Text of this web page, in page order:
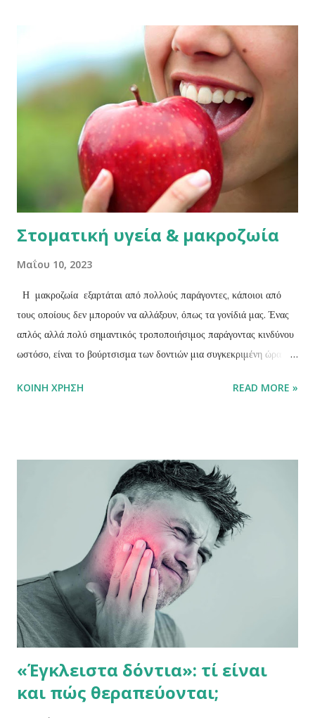
δόντι (σφράγισμα, τρόχισμα για να μπει κάποια θήκη, κλπ). Στα
αρχικά στάδια της η οξεία πολφίτιδα (οξεία ορώδης πολφίτιδα)
μπορεί να μην είναι καταστρεπτική για τον πολφό, αν όμως δεν
αντιμετωπιστεί μεταπίπτει στην οξεία πυώδη πολφίτιδα η οποία
είναι και καταστροφική για τον πολφό του δοντιού. Τι είναι ο
πολφός; Ο πολφός είναι το σύνολο των νεύρων και των αγγείων που
υπάρχουν μέσα σε κάθε δόντι ...
Στοματική υγεία & μακροζωία
Μαΐου 10, 2023
Η μακροζωία εξαρτάται από πολλούς παράγοντες, κάποιοι από
τους οποίους δεν μπορούν να αλλάξουν, όπως τα γονίδιά μας. Ένας
απλός αλλά πολύ σημαντικός τροποποιήσιμος παράγοντας κινδύνου
ωστόσο, είναι το βούρτσισμα των δοντιών μια συγκεκριμένη ώρα της
ρίχνουν φως στους τροποποιήσιμους παράγοντες κινδύνου που
υγείας στη γενική υγεία και τη θνησιμότητα των ηλικιωμένων έχει
τραβήξει το επιστημονικό ενδιαφέρον την τελευταία δεκαετία. Οι
ειδικοί διερεύνησαν τη σχέση των συμπεριφορών οδοντικής υγείας
και της κατάστασης των δοντιών με το θάνατο από κάθε αιτία σε
5.611 ηλικιωμένους από το 1992 έως το 2009, προχωρώντας σε
εκτίμηση του κινδύνου ξεχωριστά για άνδρες και γυναίκες.
Ανακάλυψαν ότι το να μην βουρτσίζει κάποιος τα δόντια του το
βράδυ πριν...
ΚΟΙΝΉ ΧΡΉΣΗ READ MORE »
«Έγκλειστα δόντια»: τί είναι
και πώς θεραπεύονται;